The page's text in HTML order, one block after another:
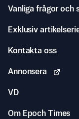
Vanliga frågor och
Exklusiv
Kontakta oss
Annonsera
VD
Om Epoch Times